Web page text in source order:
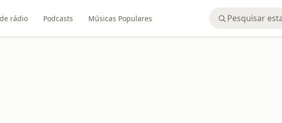
rádio Podcasts Músicas Populares